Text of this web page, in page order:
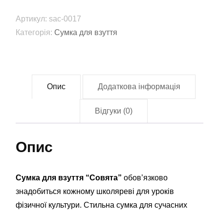
кількість
Артикул: sac-0017
Категорія: Сумка для взуття
Опис Додаткова інформація
Відгуки (0)
Опис
Сумка для взуття “Совята” обов’язково
знадобиться кожному школяреві для уроків
фізичної культури. Стильна сумка для сучасних